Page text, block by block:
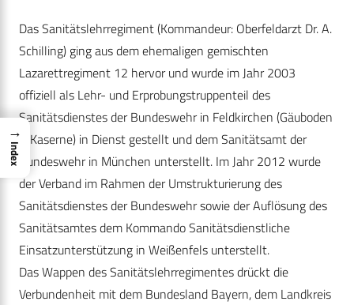
Das Sanitätslehrregiment (Kommandeur: Oberfeldarzt Dr. A.
Schilling) ging aus dem ehemaligen gemischten
Lazarettregiment 12 hervor und wurde im Jahr 2003
offiziell als Lehr- und Erprobungstruppenteil des
Sanitätsdienstes der Bundeswehr in Feldkirchen (Gäuboden
– Kaserne) in Dienst gestellt und dem Sanitätsamt der
Bundeswehr in München unterstellt. Im Jahr 2012 wurde
der Verband im Rahmen der Umstrukturierung des
Sanitätsdienstes der Bundeswehr sowie der Auflösung des
Sanitätsamtes dem Kommando Sanitätsdienstliche
Einsatzunterstützung in Weißenfels unterstellt.
Das Wappen des Sanitätslehrregimentes drückt die
Verbundenheit mit dem Bundesland Bayern, dem Landkreis
→
Index